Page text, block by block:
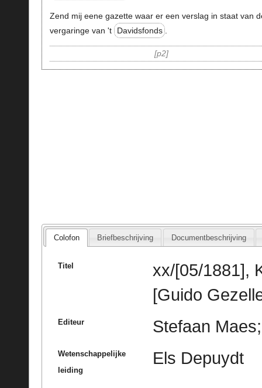
Zend mij eene gazette waar er een verslag in staat van
vergaringe van 't
Davidsfonds
p2
Colofon Briefbeschrijving Documentbeschrijving
Titel
xx/[05/1881],
[Guido
Editeur Stefaan
Wetenschappelijke
leiding
Els Depuydt